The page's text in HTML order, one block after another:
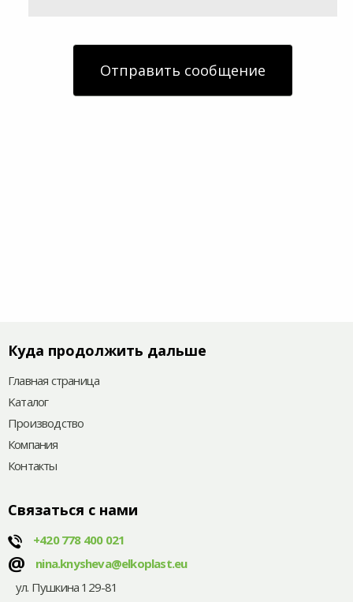
Отправить сообщение
Куда продолжить дальше
Главная страница
Kаталог
Производство
Компания
Контакты
Связаться с нами
+420778 400 021
@
nina.knysheva@elkoplast.eu
ул. Пушкина 129-81